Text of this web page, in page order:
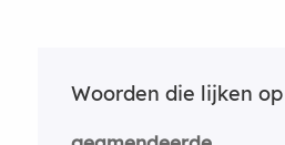
Woorden die lijken op